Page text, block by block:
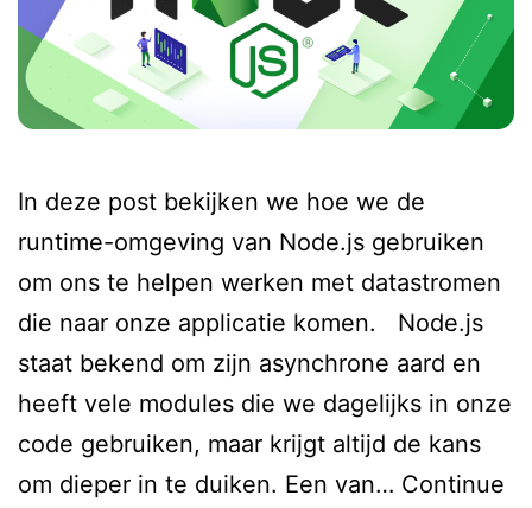
In deze post bekijken we hoe we de
runtime-omgeving van Node.js gebruiken
om ons te helpen werken met datastromen
die naar onze applicatie komen. Node.js
staat bekend om zijn asynchrone aard en
heeft vele modules die we dagelijks in onze
code gebruiken, maar krijgt altijd de kans
om dieper in te duiken. Een van… Continue